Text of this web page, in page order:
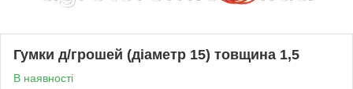
Гумки д/грошей (діаметр 15) товщина 1,5
В наявності